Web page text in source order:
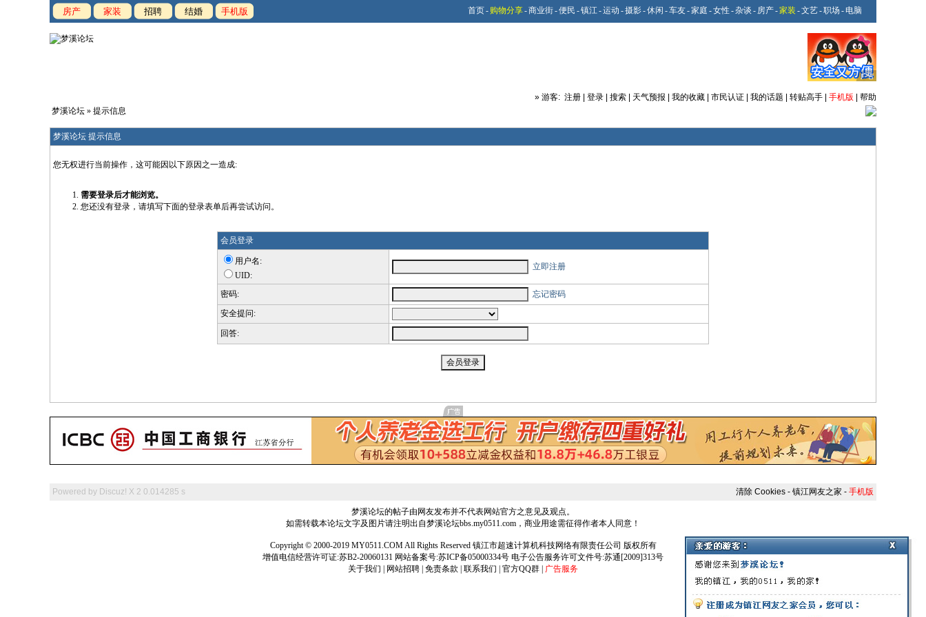
房产 家装 招聘 结婚 手机版 首页- 购物分享-商业街-便民 -镇江-运动 -摄影-休闲 -车友-家庭 -女性 -杂谈 - 房产-家装 -文艺-职场 - 电脑
» 游客: 注册 登录 搜索 天气预报 我的收藏 市民认证 我的话题 转贴高手 手机版
帮助
梦溪论坛 » 提示信息
梦溪论坛 提示信息
您无权进行当前操作，这可能因以下原因之一造成:
需要登录后才能浏览。
您还没有登录，请填写下面的登录表单后再尝试访问。
会员登录
用户名:
UID:
立即注册
密码:
忘记密码
安全提问:
回答:
Powered by Discuz! X 2 0.014285 s 清除 Cookies - 镇江网友之家 - 手机版
梦溪论坛的帖子由网友发布并不代表网站官方之意见及观点。
如需转载本论坛文字及图片请注明出自梦溪论坛bbs.my0511.com，商业用途需征得作者本人同意！
Copyright © 2000-2019 MY0511.COM All Rights Reserved 镇江市超速计算机科技网络有限责任公司 版权所有
增值电信经营许可证:苏B2-20060131 网站备案号:苏ICP备05000334号 电子公告服务许可文件号:苏通[2009]313号
关于我们
网站招聘 免责条款 联系我们 官方QQ群 广告服务